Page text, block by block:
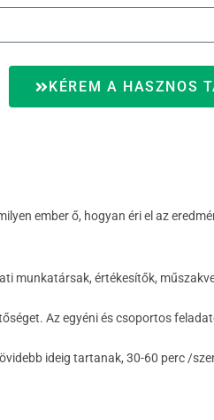
KÉREM A HASZNOS
ember ő, hogyan éri el az
munkatársak, értékesítők,
Az egyéni és csoportos
ideig tartanak, 30-60 perc /